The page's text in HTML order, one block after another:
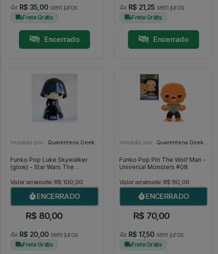
4x R$ 35,00 sem juros
Frete Grátis
Encerrado
4x R$ 21,25 sem juros
Frete Grátis
Encerrado
Vendido por: Quarentena Geek Store - SP
Funko Pop Luke Skywalker
(glow) - Star Wars The
Valor arremate: R$ 100,00
ENCERRADO
R$ 80,00
4x R$ 20,00 sem juros
Frete Grátis
Vendido por: Quarentena Geek Store - SP
Funko Pop Pin The Wolf Man -
Universal Monsters #08
Valor arremate: R$ 90,00
ENCERRADO
R$ 70,00
4x R$ 17,50 sem juros
Frete Grátis